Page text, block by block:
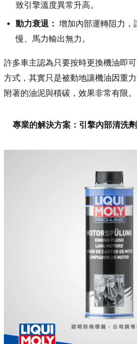
致引擎溫度異常升高。
動力衰退： 增加內部運轉阻力，
慢、馬力輸出無力。
許多車主認為只要按時更換機油即可
方式，其實只是被動地讓機油因重
附著的油泥與積碳，效果非常有限。
專業的解決方案：引擎內部清洗劑